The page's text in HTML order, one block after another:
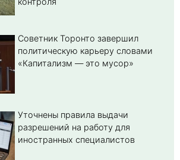
Советник Торонто завершил
политическую карьеру словами
«Капитализм — это мусор»
Уточнены правила выдачи
разрешений на работу для
иностранных специалистов